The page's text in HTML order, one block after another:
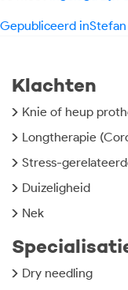
Bericht
Gepubliceerd in
Klachten
Knie of heup
Longtherapie
Stress-
Duizeligheid
Nek
Dry needling